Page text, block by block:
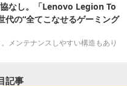
なし。「Lenovo Legion To
の“全てこなせるゲーミング
メンテナンスしやすい構造もあり
記事